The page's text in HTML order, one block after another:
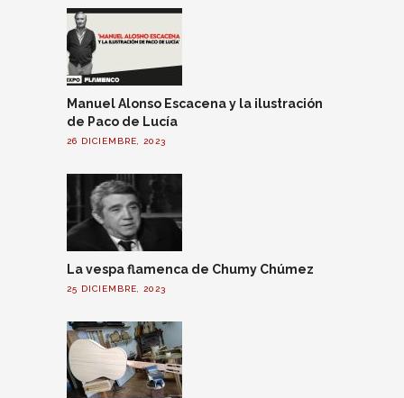
Manuel Alonso Escacena y la ilustración
de Paco de Lucía
26 DICIEMBRE, 2023
La vespa flamenca de Chumy Chúmez
25 DICIEMBRE, 2023